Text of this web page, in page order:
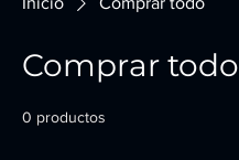
Comprar todo
0 productos